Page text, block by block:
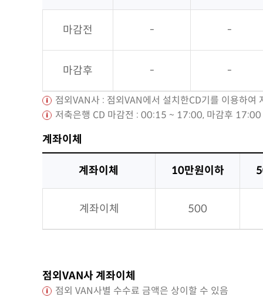
마감전 - -
마감후 - -
점외VAN사 : 점외VAN에서 설치한CD기를 이용하
저축은행 CD 마감전 : 00:15 ~ 17:00, 마감후
계좌이체
계좌이체 10만원이하
계좌이체 500
점외VAN사 계좌이체
점외 VAN사별 수수료 금액은 상이할 수 있음